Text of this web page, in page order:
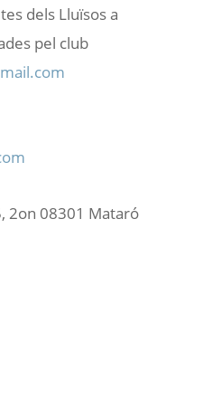
dels Lluïsos a
pel club
2on 08301 Mataró